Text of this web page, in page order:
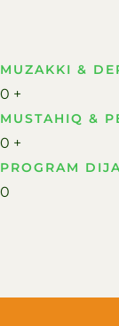
MUZAKKI &
0 +
MUSTAHIQ &
0 +
PROGRAM
0